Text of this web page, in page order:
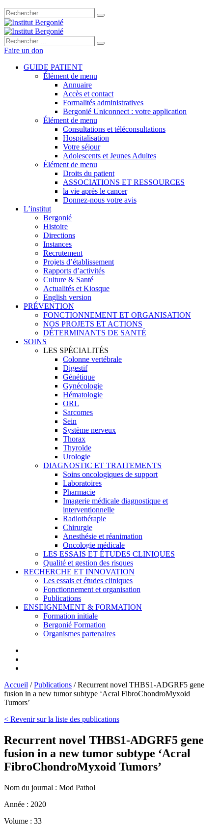
Rechercher :
Rechercher :
Faire un don
GUIDE PATIENT
Élément de menu
Annuaire
Accès et contact
Formalités administratives
Bergonié Uniconnect : votre application
Élément de menu
Consultations et téléconsultations
Hospitalisation
Votre séjour
Adolescents et Jeunes Adultes
Élément de menu
Droits du patient
ASSOCIATIONS ET RESSOURCES
la vie après le cancer
Donnez-nous votre avis
L’institut
Bergonié
Histoire
Directions
Instances
Recrutement
Projets d’établissement
Rapports d’activités
Culture & Santé
Actualités et Kiosque
English version
PRÉVENTION
FONCTIONNEMENT ET ORGANISATION
NOS PROJETS ET ACTIONS
DÉTERMINANTS DE SANTÉ
SOINS
LES SPÉCIALITÉS
Colonne vertébrale
Digestif
Génétique
Gynécologie
Hématologie
ORL
Sarcomes
Sein
Système nerveux
Thorax
Thyroïde
Urologie
DIAGNOSTIC ET TRAITEMENTS
Soins oncologiques de support
Laboratoires
Pharmacie
Imagerie médicale diagnostique et
interventionnelle
Radiothérapie
Chirurgie
Anesthésie et réanimation
Oncologie médicale
LES ESSAIS ET ÉTUDES CLINIQUES
Qualité et gestion des risques
RECHERCHE ET INNOVATION
Les essais et études cliniques
Fonctionnement et organisation
Publications
ENSEIGNEMENT & FORMATION
Formation initiale
Bergonié Formation
Organismes partenaires
Accueil /Publications /Recurrent novel THBS1-ADGRF5 gene
fusion in a new tumor subtype ‘Acral FibroChondroMyxoid
Tumors’
< Revenir sur la liste des publications
Recurrent novel THBS1-ADGRF5 gene
fusion in a new tumor subtype ‘Acral
FibroChondroMyxoid Tumors’
Nom du journal : Mod Pathol
Année : 2020
Volume : 33